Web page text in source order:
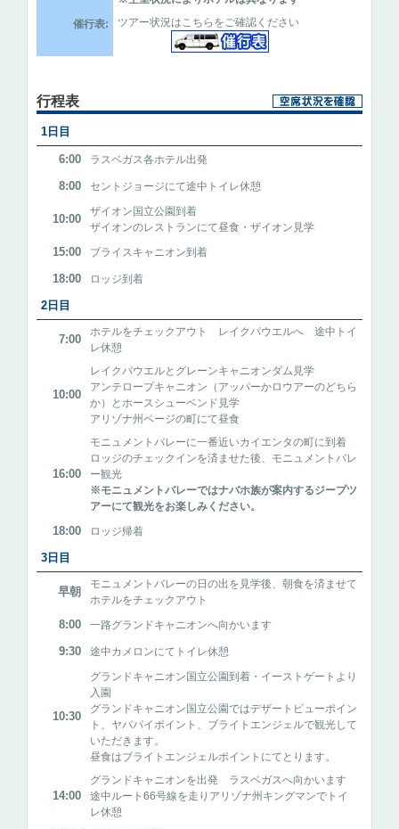
催行表:
ツアー状況はこちらをご確認ください
行程表
1日目
6:00 ラスベガス各ホテル出発
8:00 セントジョージにて途中トイレ休憩
10:00
ザイオン国立公園到着
ザイオンのレストランにて昼食・ザイオン見学
15:00 ブライスキャニオン到着
18:00 ロッジ到着
2日目
7:00
ホテルをチェックアウト レイクパウエルへ 途中トイ
レ休憩
10:00
レイクパウエルとグレーンキャニオンダム見学
アンテロープキャニオン（アッパーかロウアーのどちら
か）とホースシューベンド見学
アリゾナ州ページの町にて昼食
16:00
モニュメントバレーに一番近いカイエンタの町に到着
ロッジのチェックインを済ませた後、モニュメントバレ
ー観光
※モニュメントバレーではナバホ族が案内するジープツ
アーにて観光をお楽しみください。
18:00 ロッジ帰着
3日目
早朝
モニュメントバレーの日の出を見学後、朝食を済ませて
ホテルをチェックアウト
8:00 一路グランドキャニオンへ向かいます
9:30 途中カメロンにてトイレ休憩
10:30
グランドキャニオン国立公園到着・イーストゲートより
入園
グランドキャニオン国立公園ではデザートビューポイン
ト、ヤバパイポイント、ブライトエンジェルで観光して
いただきます。
昼食はブライトエンジェルポイントにてとります。
14:00
グランドキャニオンを出発 ラスベガスへ向かいます
途中ルート66号線を走りアリゾナ州キングマンでトイ
レ休憩